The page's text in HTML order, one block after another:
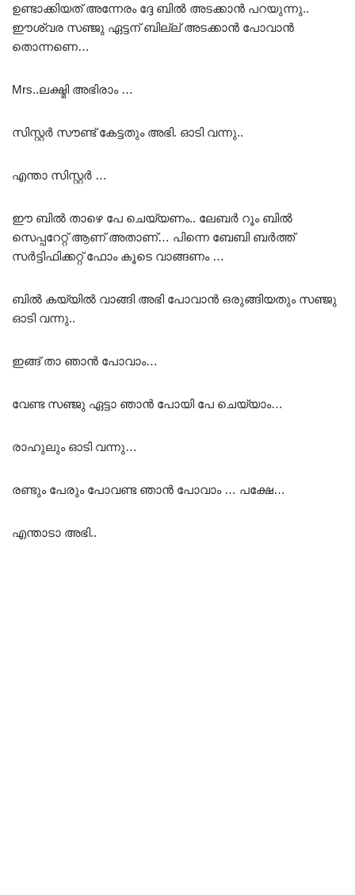
ഉണ്ടാക്കിയത് അന്നേരം ദ്ദേ ബിൽ അടക്കാൻ പറയുന്നു..
ഈശ്വര സഞ്ജു ഏട്ടന് ബില്ല് അടക്കാൻ പോവാൻ
തൊന്നണെ…
Mrs..ലക്ഷ്മി അഭിരാം …
സിസ്റ്റർ സൗണ്ട് കേട്ടതും അഭി. ഓടി വന്നു..
എന്താ സിസ്റ്റർ …
ഈ ബിൽ താഴെ പേ ചെയ്യണം.. ലേബർ റൂം ബിൽ
സെപ്പറേറ്റ് ആണ് അതാണ്… പിന്നെ ബേബി ബർത്ത്
സർട്ടിഫിക്കറ്റ് ഫോം കൂടെ വാങ്ങണം …
ബിൽ കയ്യിൽ വാങ്ങി അഭി പോവാൻ ഒരുങ്ങിയതും സഞ്ജു
ഓടി വന്നു..
ഇങ്ങ് താ ഞാൻ പോവാം…
വേണ്ട സഞ്ജു ഏട്ടാ ഞാൻ പോയി പേ ചെയ്യാം…
രാഹുലും ഓടി വന്നു…
രണ്ടും പേരും പോവണ്ട ഞാൻ പോവാം … പക്ഷേ…
എന്താടാ അഭി..